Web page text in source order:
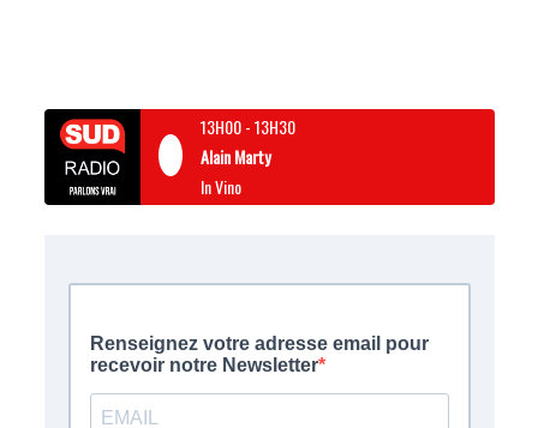
13H00-13H30
Alain Marty
In Vino